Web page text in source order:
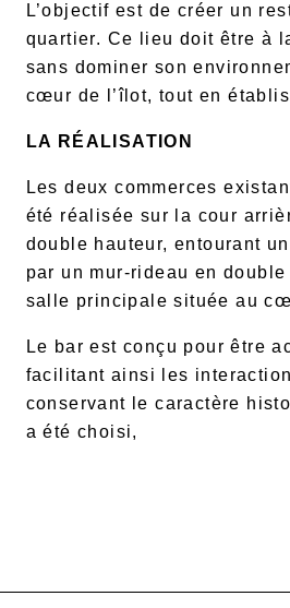
L’objectif est de créer un
quartier. Ce lieu doit être à
sans dominer son
cœur de l’îlot, tout en
LA RÉALISATION
Les deux commerces
été réalisée sur la cour
double hauteur, entourant
par un mur-rideau en
salle principale située au
Le bar est conçu pour être
facilitant ainsi les
conservant le caractère
a été choisi,